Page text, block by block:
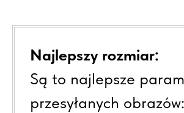
Najlepszy rozmiar:
Są to najlepsze
przesyłanych obrazów: